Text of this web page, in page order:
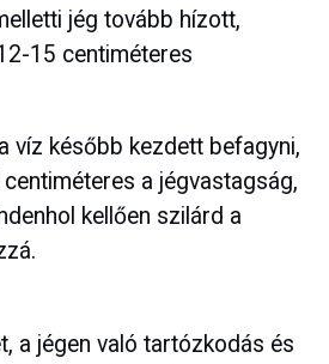
jég tovább hízott,
15 centiméteres
víz később kezdett befagyni,
a jégvastagság,
kellően szilárd a
a jégen való tartózkodás és